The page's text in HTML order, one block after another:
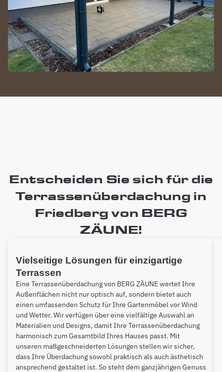
Entscheiden Sie sich für die
Terrassenüberdachung in
Friedberg von BERG
ZÄUNE!
Vielseitige Lösungen für einzigartige
Terrassen
Eine Terrassenüberdachung von BERG ZÄUNE wertet Ihre
Außenflächen nicht nur optisch auf, sondern bietet auch
einen umfassenden Schutz für Ihre Gartenmöbel vor Wind
und Wetter. Wir verfügen über eine vielfältige Auswahl an
Materialien und Designs, damit Ihre Terrassenüberdachung
harmonisch zum Gesamtbild Ihres Hauses passt. Mit
unseren maßgeschneiderten Lösungen stellen wir sicher,
dass Ihre Überdachung sowohl praktisch als auch ästhetisch
ansprechend gestaltet ist. So steht dem ganzjährigen Genuss